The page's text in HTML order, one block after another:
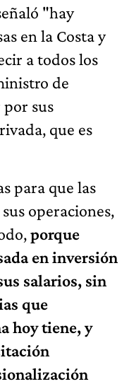
"hay
en la Costa y
a todos los
de
por sus
que es
para que las
operaciones,
porque
en inversión
salarios, sin
que
hoy tiene, y